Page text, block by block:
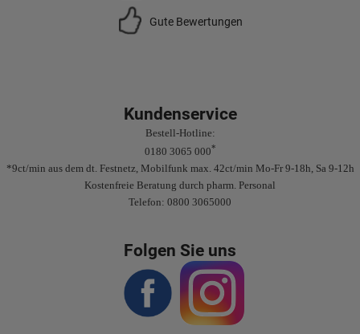
Gute Bewertungen
Kundenservice
Bestell-Hotline:
0180 3065 000*
*9ct/min aus dem dt. Festnetz, Mobilfunk max. 42ct/min Mo-Fr 9-18h, Sa 9-12h
Kostenfreie Beratung durch pharm. Personal
Telefon: 0800 3065000
Folgen Sie uns